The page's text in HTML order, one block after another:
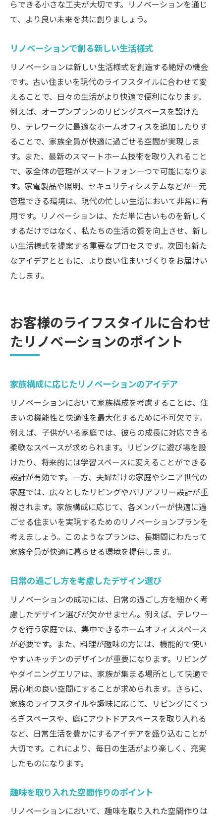
リノベーションの基本知識
計画段階での重要なポイント
快適な住まいを実現するための設計のコツ
リノベーション期間中の生活対策
リノベーション後の快適さを保つ方法
らできる小さな工夫が大切です。リノベーションを通じ
て、より良い未来を共に創りましょう。
リノベーションで創る新しい生活様式
リノベーションは新しい生活様式を創造する絶好の機会
です。古い住まいを現代のライフスタイルに合わせて変
えることで、日々の生活がより快適で便利になります。
例えば、オープンプランのリビングスペースを設けた
り、テレワークに最適なホームオフィスを追加したりす
ることで、家族全員が快適に過ごせる空間が実現しま
す。また、最新のスマートホーム技術を取り入れること
で、家全体の管理がスマートフォン一つで可能になりま
す。家電製品や照明、セキュリティシステムなどが一元
管理できる環境は、現代の忙しい生活において非常に有
用です。リノベーションは、ただ単に古いものを新しく
するだけではなく、私たちの生活の質を向上させ、新し
い生活様式を提案する重要なプロセスです。次回も新た
なアイデアとともに、より良い住まいづくりをお届けい
たします。
お客様のライフスタイルに合わせ
たリノベーションのポイント
家族構成に応じたリノベーションのアイデア
リノベーションにおいて家族構成を考慮することは、住
まいの機能性と快適性を最大化するために不可欠です。
例えば、子供がいる家庭では、彼らの成長に対応できる
柔軟なスペースが求められます。リビングに遊び場を設
けたり、将来的には学習スペースに変えることができる
設計が有効です。一方、夫婦だけの家庭やシニア世代の
家庭では、広々としたリビングやバリアフリー設計が重
視されます。家族構成に応じて、各メンバーが快適に過
ごせる住まいを実現するためのリノベーションプランを
考えましょう。このようなプランは、長期間にわたって
家族全員が快適に暮らせる環境を提供します。
日常の過ごし方を考慮したデザイン選び
リノベーションの成功には、日常の過ごし方を細かく考
慮したデザイン選びが欠かせません。例えば、テレワー
クを行う家庭では、集中できるホームオフィススペース
が必要です。また、料理が趣味の方には、機能的で使い
やすいキッチンのデザインが重要になります。リビング
やダイニングエリアは、家族が集まる場所として快適で
居心地の良い空間にすることが求められます。さらに、
家族のライフスタイルや趣味に応じて、リビングにくつ
ろぎスペースや、庭にアウトドアスペースを取り入れる
など、日常生活を豊かにするアイデアを盛り込むことが
大切です。これにより、毎日の生活がより楽しく、充実
したものになります。
趣味を取り入れた空間作りのポイント
リノベーションにおいて、趣味を取り入れた空間作りは